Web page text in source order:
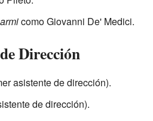
como Giovanni De' Medici.
Dirección
asistente de dirección).
de dirección).